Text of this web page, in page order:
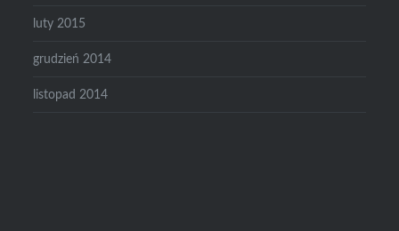
luty 2015
grudzień 2014
listopad 2014